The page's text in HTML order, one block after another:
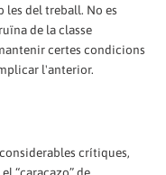
les del treball. No es
de la classe
certes condicions
l'anterior.
crítiques,